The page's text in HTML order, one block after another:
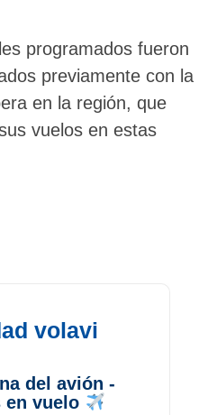
programados fueron
previamente con la
en la región, que
vuelos en estas
volavi
del avión -
en vuelo